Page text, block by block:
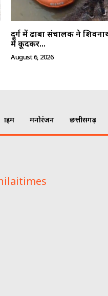
दुर्ग में ढाबा संचालक ने
में कूदकर...
August 6, 2026
क्राइम मनोरंजन छत्तीसगढ़